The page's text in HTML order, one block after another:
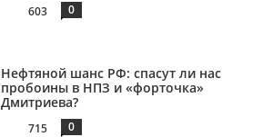
603 0
Нефтяной шанс РФ: спасут ли нас
пробоины в НПЗ и «форточка»
Дмитриева?
715 0